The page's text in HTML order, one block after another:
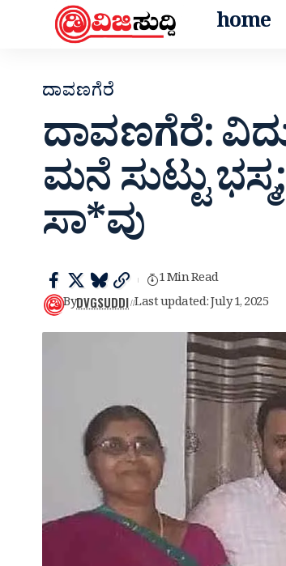
home
ದಾವಣಗೆರೆ
ದಾವಣಗೆರೆ:
ಮನೆ ಸುಟ್ಟು
ಸಾ*ವು
ByDVGSUDDI Last updated: July 1, 2025
1 Min Read